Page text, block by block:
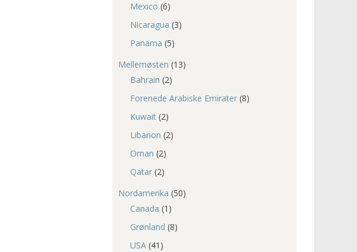
Mexico (6)
Nicaragua (3)
Panama (5)
Mellemøsten (13)
Bahrain (2)
Forenede Arabiske Emirater (8)
Kuwait (2)
Libanon (2)
Oman (2)
Qatar (2)
Nordamerika (50)
Canada (1)
Grønland (8)
USA (41)